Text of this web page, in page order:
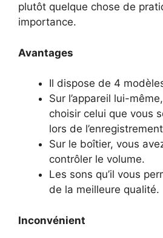
plutôt quelque chose de
importance.
Avantages
Il dispose de 4
Sur l’appareil lui-
choisir celui que vous
lors de
Sur le boîtier, vous
contrôler le volume.
Les sons qu’il vous
de la meilleure qualité.
Inconvénient